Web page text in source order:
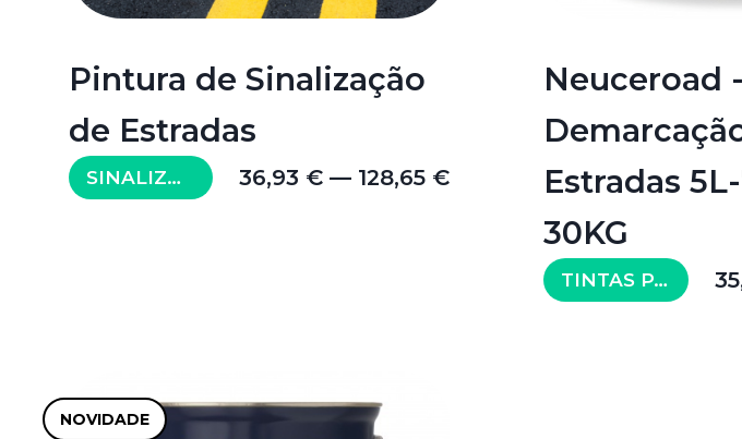
Pintura de Sinalização
de Estradas
SINALIZAÇÃO 36,93 € — 128,65 €
Neuceroad
Estradas
30KG
TINTAS PARA PAVIMENTO
NOVIDADE